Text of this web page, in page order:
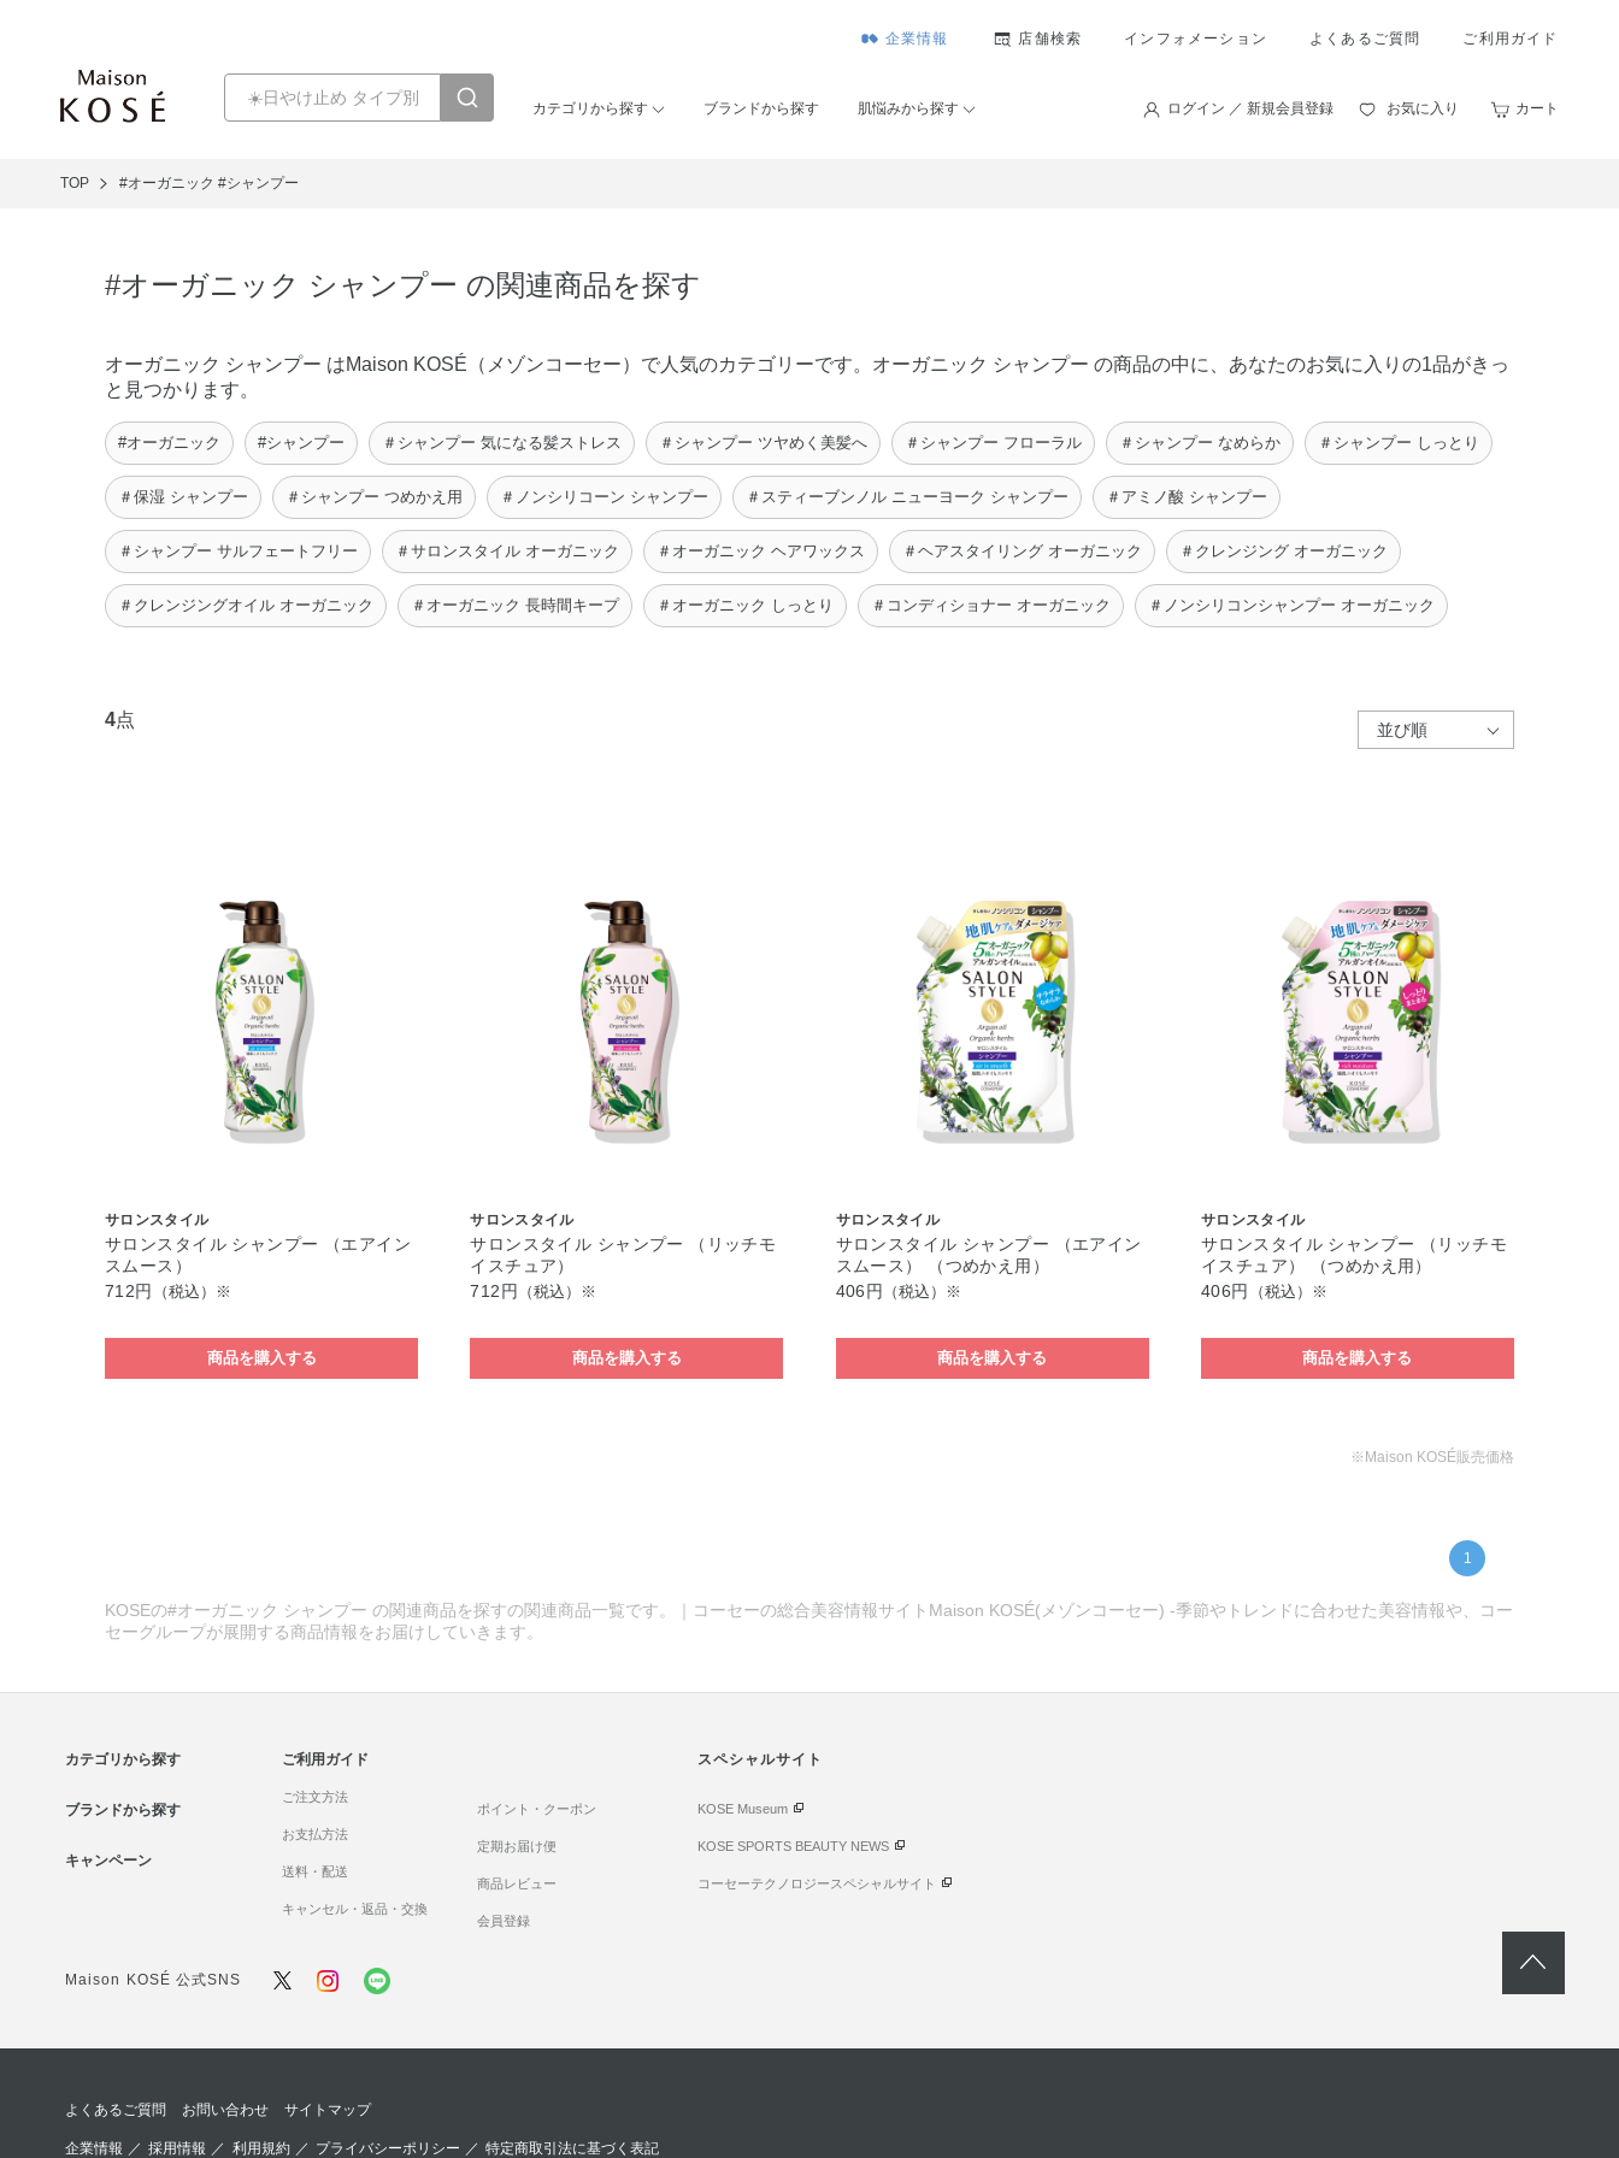
企業情報 店舗検索 インフォメーション よくあるご質問 ご利用ガイド
カテゴリから探す ブランドから探す 肌悩みから探す ログイン ／ 新規会員登録 お気に入り カート
TOP #オーガニック #シャンプー
#オーガニック シャンプー の関連商品を探す
オーガニック シャンプー はMaison KOSÉ（メゾンコーセー）で人気のカテゴリーです。オーガニック シャンプー の商品の中に、あなたのお気に入りの1品がきっ
と見つかります。
#オーガニック #シャンプー ＃シャンプー 気になる髪ストレス ＃シャンプー ツヤめく美髪へ ＃シャンプー フローラル ＃シャンプー なめらか ＃シャンプー しっとり
＃保湿 シャンプー ＃シャンプー つめかえ用 ＃ノンシリコーン シャンプー ＃スティーブンノル ニューヨーク シャンプー ＃アミノ酸 シャンプー
＃シャンプー サルフェートフリー ＃サロンスタイル オーガニック ＃オーガニック ヘアワックス ＃ヘアスタイリング オーガニック ＃クレンジング オーガニック
＃クレンジングオイル オーガニック ＃オーガニック 長時間キープ ＃オーガニック しっとり ＃コンディショナー オーガニック ＃ノンシリコンシャンプー オーガニック
4点
サロンスタイル
サロンスタイル シャンプー （エアイン
スムース）
712円
（税込）※
商品を購入する
サロンスタイル
サロンスタイル シャンプー （リッチモ
イスチュア）
712円
（税込）※
商品を購入する
サロンスタイル
サロンスタイル シャンプー （エアイン
スムース） （つめかえ用）
406円
（税込）※
商品を購入する
サロンスタイル
サロンスタイル シャンプー （リッチモ
イスチュア） （つめかえ用）
406円
（税込）※
商品を購入する
※Maison KOSÉ販売価格
1
KOSEの#オーガニック シャンプー の関連商品を探すの関連商品一覧です。｜コーセーの総合美容情報サイトMaison KOSÉ(メゾンコーセー) -季節やトレンドに合わせた美容情報や、コー
セーグループが展開する商品情報をお届けしていきます。
カテゴリから探す
ブランドから探す
キャンペーン
ご利用ガイド
ご注文方法
お支払方法
送料・配送
キャンセル・返品・交換
ポイント・クーポン
定期お届け便
商品レビュー
会員登録
スペシャルサイト
KOSE Museum
KOSE SPORTS BEAUTY NEWS
コーセーテクノロジースペシャルサイト
Maison KOSÉ 公式SNS
よくあるご質問 お問い合わせ サイトマップ
企業情報 ／採用情報 ／ 利用規約／ プライバシーポリシー ／ 特定商取引法に基づく表記